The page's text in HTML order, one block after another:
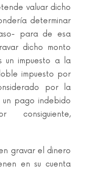
valuar dicho
determinar
para de esa
dicho monto
un impuesto a la
impuesto por
por la
un pago indebido
gravar el dinero
en su cuenta